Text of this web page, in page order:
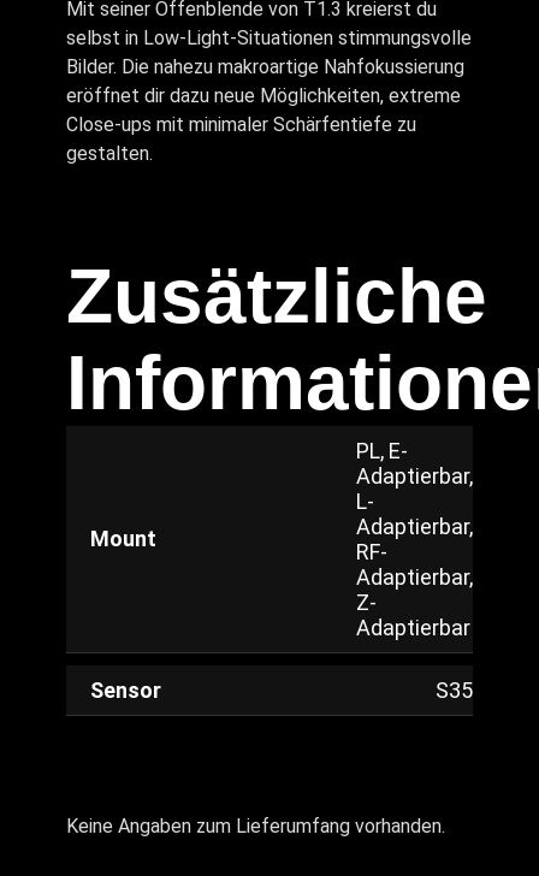
Mit seiner Offenblende von T1.3 kreierst du
selbst in Low-Light-Situationen stimmungsvolle
Bilder. Die nahezu makroartige Nahfokussierung
eröffnet dir dazu neue Möglichkeiten, extreme
Close-ups mit minimaler Schärfentiefe zu
gestalten.
Zusätzliche
Mount
PL, E-
Adaptierbar,
L-
Adaptierbar,
RF-
Adaptierbar,
Z-
Adaptierbar
Sensor S35
Keine Angaben zum Lieferumfang vorhanden.